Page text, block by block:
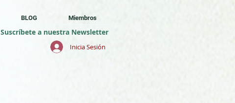
BLOG Miembros
Suscríbete a nuestra Newsletter
Inicia Sesión